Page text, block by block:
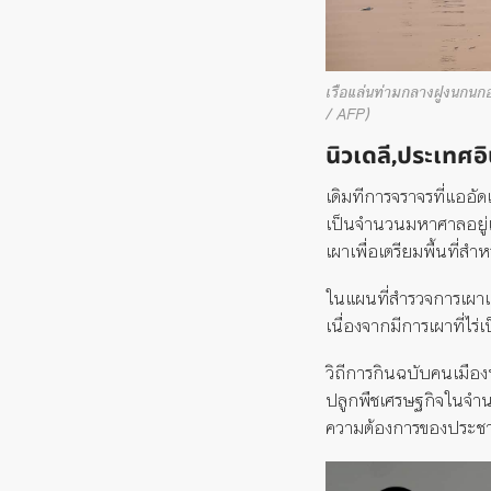
เรือแล่นท่ามกลางฝูงนก
/ AFP)
นิวเดลี,ประเทศ
เดิมทีการจราจรที่แอ
เป็นจำนวนมหาศาลอ
เผาเพื่อเตรียมพื้นที่สำ
ในแผนที่สำรวจการเผ
เนื่องจากมีการเผาที่ไ
วิถีการกินฉบับคนเมือ
ปลูกพืชเศรษฐกิจในจำ
ความต้องการของประ